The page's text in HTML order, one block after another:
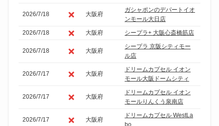
2026/7/18 大阪府
ガシャポンのデパートイオ
ンモール大日店
2026/7/18
大阪府 シープラ+ 大阪心斎橋筋店
2026/7/18 大阪府
シープラ 京阪シティモー
ル店
2026/7/17 大阪府
ドリームカプセル イオン
モール大阪ドームシティ
2026/7/17 大阪府
ドリームカプセル イオン
モールりんくう泉南店
2026/7/17 大阪府
ドリームカプセル WestLa
bo